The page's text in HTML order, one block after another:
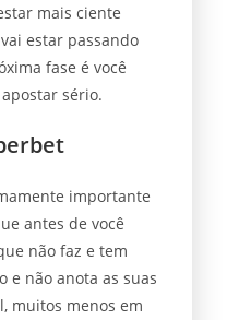
mais ciente
estar passando
fase é você
sério.
importante
antes de você
não faz e tem
e não anota as suas
muitos menos em